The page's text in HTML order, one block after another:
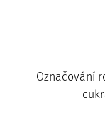
Označování